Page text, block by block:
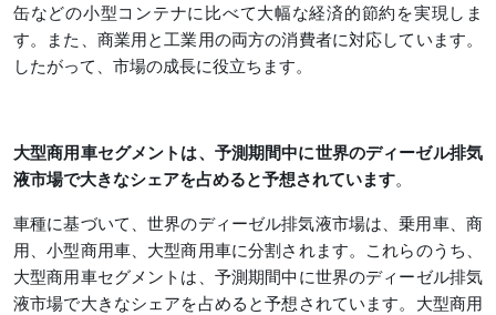
缶などの小型コンテナに比べて大幅な経済的節約を実現しま
す。また、商業用と工業用の両方の消費者に対応しています。
したがって、市場の成長に役立ちます。
大型商用車セグメントは、予測期間中に世界のディーゼル排気
液市場で大きなシェアを占めると予想されています。
車種に基づいて、世界のディーゼル排気液市場は、乗用車、商
用、小型商用車、大型商用車に分割されます。これらのうち、
大型商用車セグメントは、予測期間中に世界のディーゼル排気
液市場で大きなシェアを占めると予想されています。大型商用